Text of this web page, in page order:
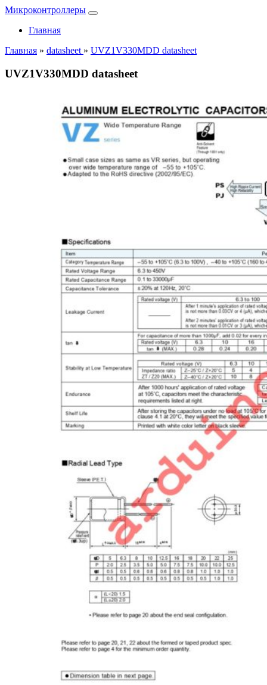
Микроконтроллеры
Главная
Главная » datasheet » UVZ1V330MDD datasheet
UVZ1V330MDD datasheet